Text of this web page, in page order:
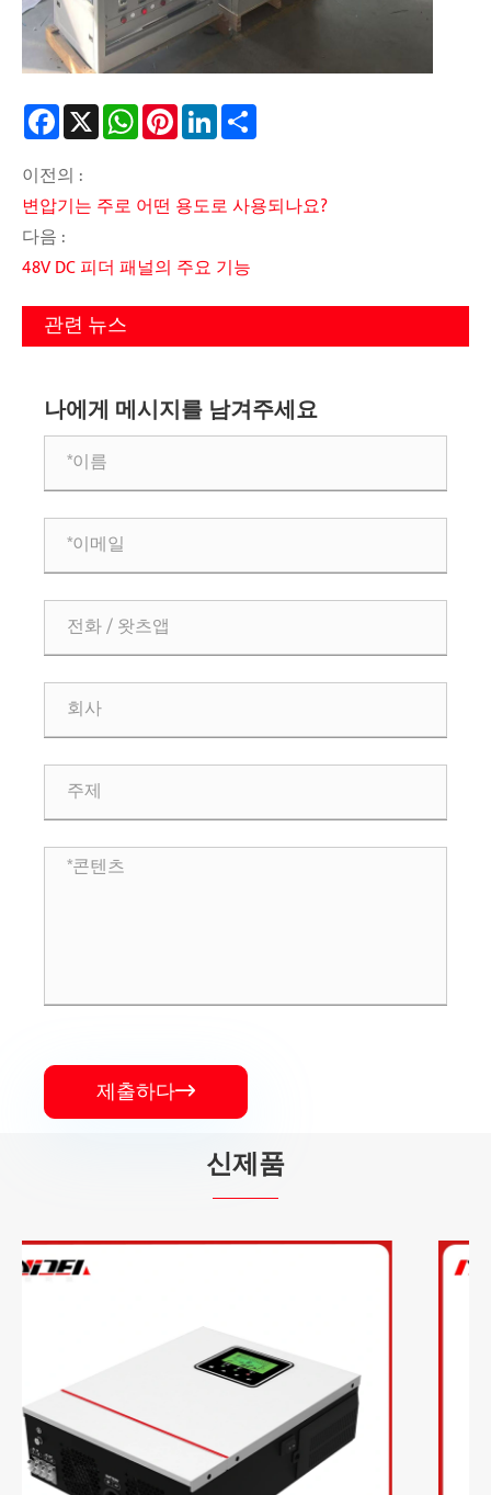
Facebook WhatsAppPinterestLinkedIn
이전의 :
변압기는 주로 어떤 용도로 사용되나요?
다음 :
48V DC 피더 패널의 주요 기능
관련 뉴스
나에게 메시지를 남겨주세요
제출하다
신제품